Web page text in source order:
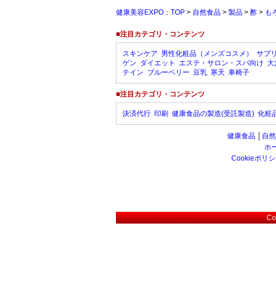
健康美容EXPO：TOP > 自然食品 > 製品 > 酢 > も
■注目カテゴリ・コンテンツ
スキンケア 男性化粧品（メンズコスメ） サプ
ゲン ダイエット エステ・サロン・スパ向け 大
テイン ブルーベリー 豆乳 寒天 車椅子
■注目カテゴリ・コンテンツ
決済代行 印刷 健康食品の製造(受託製造) 化粧
健康食品 自
ホ
Cookieポリ